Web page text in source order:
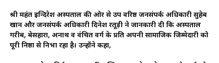
श्री महंत इन्दिरेश अस्पताल की ओर से उप वरिष्ठ जनसंपर्क अधिकारी सुहेब
खान और जनसंपर्क अधिकारी दिनेश रतूड़ी ने जानकारी दी कि अस्पताल
गरीब, बेसहारा, अनाथ व वंचित वर्ग के प्रति अपनी सामाजिक जिम्मेदारी को
पूरी निष्ठा से निभा रहा है। उन्होंने कहा,